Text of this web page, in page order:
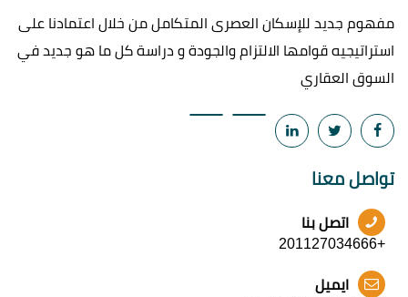
مفهوم جديد للإسكان العصرى المتكامل من خلال اعتمادنا على
استراتيجيه قوامها الالتزام والجودة و دراسة كل ما هو جديد في
السوق العقاري
تواصل معنا
اتصل بنا
+201127034666
ايميل